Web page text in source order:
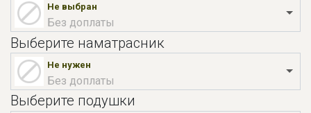
Не выбран
Без доплаты
Выберите наматрасник
Не нужен
Без доплаты
Выберите подушки